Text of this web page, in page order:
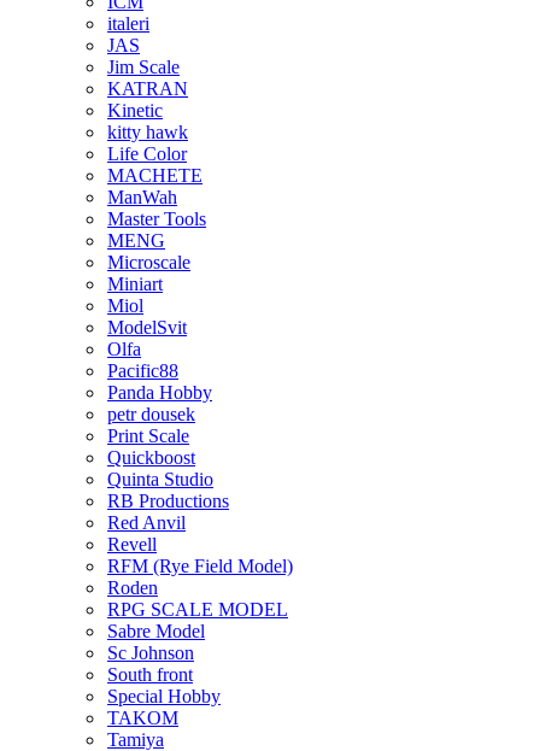
italeri
JAS
Jim Scale
KATRAN
Kinetic
kitty hawk
Life Color
MACHETE
ManWah
Master Tools
MENG
Microscale
Miniart
Miol
ModelSvit
Olfa
Pacific88
Panda Hobby
petr dousek
Print Scale
Quickboost
Quinta Studio
RB Productions
Red Anvil
Revell
RFM (Rye Field Model)
Roden
RPG SCALE MODEL
Sabre Model
Sc Johnson
South front
Special Hobby
TAKOM
Tamiya